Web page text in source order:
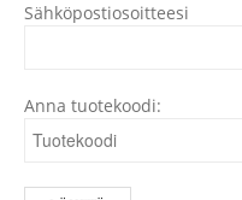
Sähköpostiosoitteesi
Anna tuotekoodi: